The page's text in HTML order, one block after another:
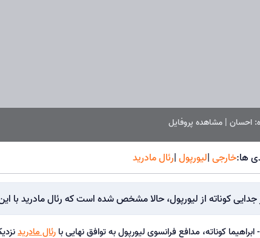
احسان | مشاهده پروفایل
ها:خارجی|لیورپول|رئال مادرید
کوناته از لیورپول، حالا مشخص شده است که رئال مادرید با
کوناته، مدافع فرانسوی لیورپول به توافق نهایی با رئال مادرید